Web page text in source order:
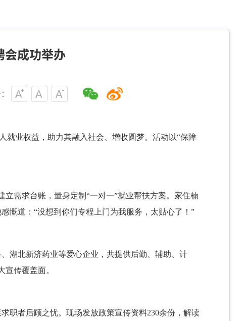
成功举办
就业权益，助力其融入社会、增收圆梦。活动以“保障
需求台账，量身定制“一对一”就业帮扶方案。家住楠
慨道：“没想到你们专程上门为我服务，太贴心了！”
湖北新济药业等爱心企业，共提供后勤、辅助、计
传覆盖面。
职者后顾之忧。现场发放政策宣传资料230余份，解读